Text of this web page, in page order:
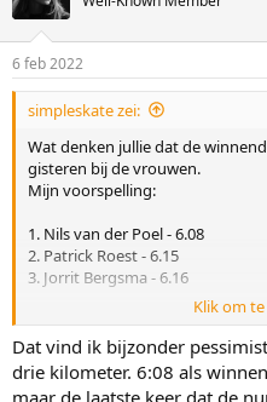
6 feb 2022
simpleskate zei:
Wat denken jullie dat de
gisteren bij de vrouwen.
Mijn voorspelling:
1. Nils van der Poel - 6.08
2. Patrick Roest - 6.15
3. Jorrit Bergsma - 6.16
Ik vrees dat Sven niet bij de
Klik om
Dat vind ik bijzonder
drie kilometer. 6:08 als
maar de laatste keer dat de